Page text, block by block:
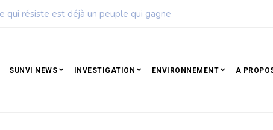
de football dévoile son calendrier de la saison 2026 – 2027
SUNVI NEWS INVESTIGATION ENVIRONNEMENT A